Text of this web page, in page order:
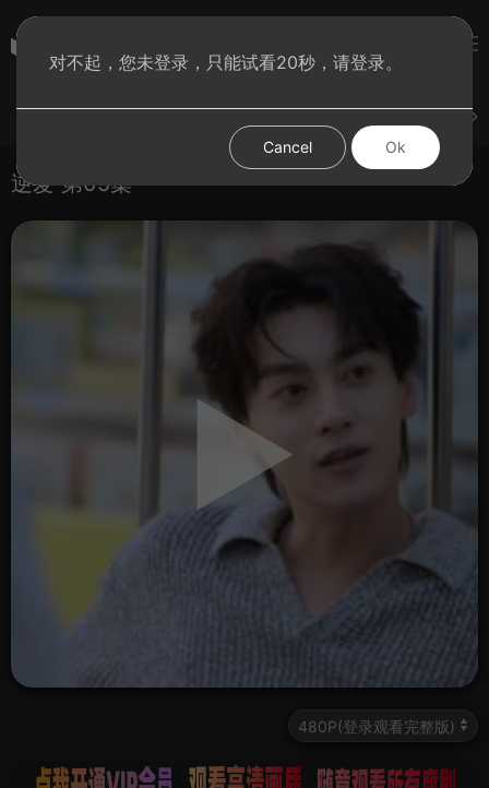
逆爱 第05集
对不起，您未登录，只能试看20秒，请登录。
Cancel Ok